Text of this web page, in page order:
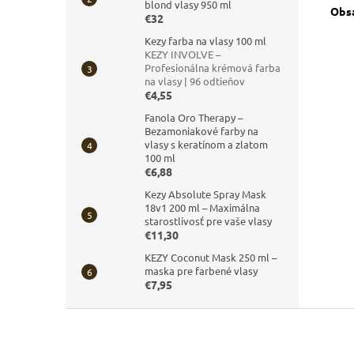
blond vlasy 950 ml
€32
Kezy farba na vlasy 100 ml
KEZY INVOLVE –
Profesionálna krémová farba
na vlasy | 96 odtieňov
€4,55
Fanola Oro Therapy –
Bezamoniakové farby na
vlasy s keratínom a zlatom
100 ml
€6,88
Kezy Absolute Spray Mask
18v1 200 ml – Maximálna
starostlivosť pre vaše vlasy
€11,30
KEZY Coconut Mask 250 ml –
maska pre farbené vlasy
€7,95